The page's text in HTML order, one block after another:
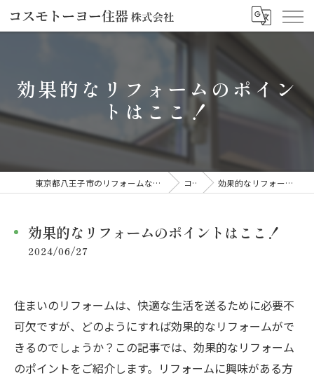
効果的なリフォームのポイン
トはここ！
東京都八王子市のリフォームならコスモトーヨー住器株式会社 コラム 効果的なリフォームのポイントはここ！
効果的なリフォームのポイントはここ！
2024/06/27
住まいのリフォームは、快適な生活を送るために必要不
可欠ですが、どのようにすれば効果的なリフォームがで
きるのでしょうか？この記事では、効果的なリフォーム
のポイントをご紹介します。リフォームに興味がある方